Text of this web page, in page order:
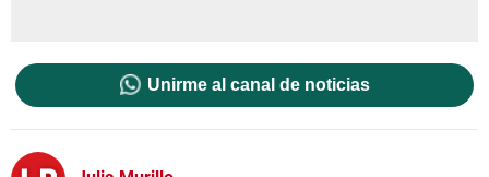
Unirme al canal de noticias